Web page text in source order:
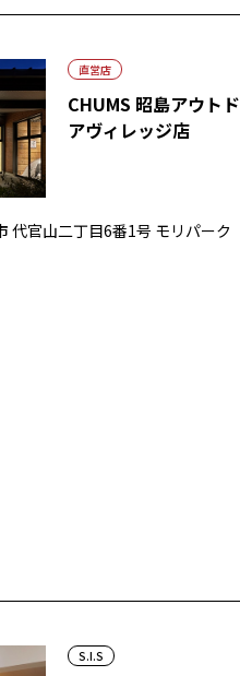
直営店
CHUMS 昭島アウトド
アヴィレッジ店
代官山二丁目6番1号 モリパーク
S.I.S